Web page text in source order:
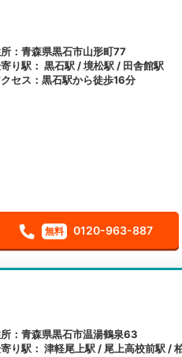
：青森県黒石市山形町77
り駅： 黒石駅 / 境松駅 / 田舎館駅
セス：黒石駅から徒歩16分
無料 0120-963-887
：青森県黒石市温湯鶴泉63
り駅： 津軽尾上駅 / 尾上高校前駅 /